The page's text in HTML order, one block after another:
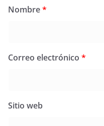
Nombre*
Correo electrónico *
Sitio web